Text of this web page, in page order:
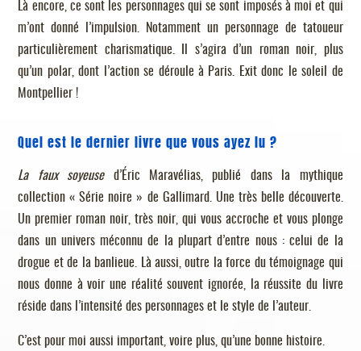
Là encore, ce sont les personnages qui se sont imposés à moi et qui
m’ont donné l’impulsion. Notamment un personnage de tatoueur
particulièrement charismatique. Il s’agira d’un roman noir, plus
qu’un polar, dont l’action se déroule à Paris. Exit donc le soleil de
Montpellier !
Quel est le dernier livre que vous ayez lu ?
La faux soyeused’Éric Maravélias, publié dans la mythique
collection « Série noire » de Gallimard. Une très belle découverte.
Un premier roman noir, très noir, qui vous accroche et vous plonge
dans un univers méconnu de la plupart d’entre nous : celui de la
drogue et de la banlieue. Là aussi, outre la force du témoignage qui
nous donne à voir une réalité souvent ignorée, la réussite du livre
réside dans l’intensité des personnages et le style de l’auteur.
C’est pour moi aussi important, voire plus, qu’une bonne histoire.